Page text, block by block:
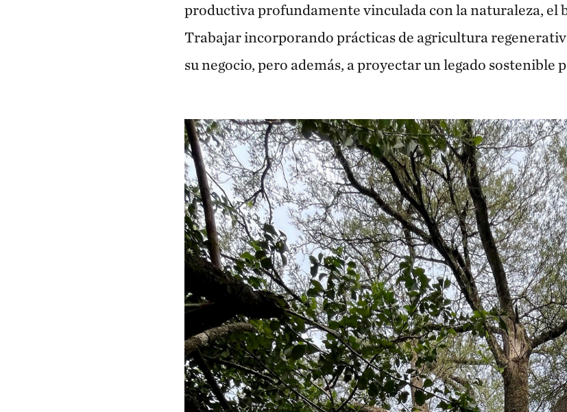
productiva profundamente vinculada con la naturaleza, el
Trabajar incorporando prácticas de agricultura
su negocio, pero además, a proyectar un legado sostenible